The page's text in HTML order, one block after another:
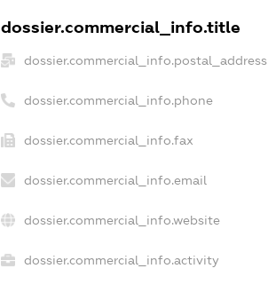
dossier.commercial_info.title
dossier.commercial_info.postal_address
dossier.commercial_info.phone
dossier.commercial_info.fax
dossier.commercial_info.email
dossier.commercial_info.website
dossier.commercial_info.activity